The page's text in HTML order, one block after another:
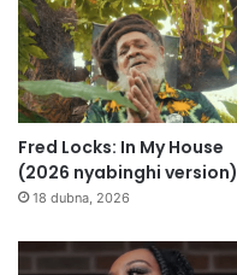
Fred Locks: In My House
(2026 nyabinghi version)
18 dubna, 2026